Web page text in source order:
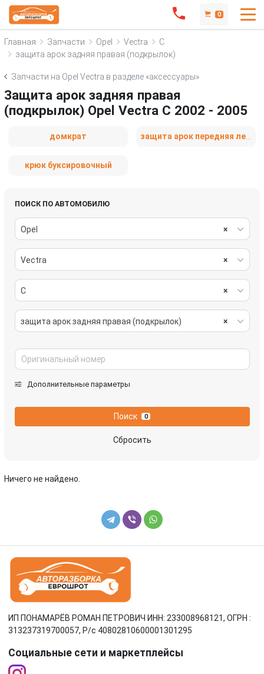
0
Главная Запчасти Opel Vectra
C
защита арок задняя правая (подкрылок)
Запчасти на Opel Vectra в разделе «аксессуары»
Защита арок задняя правая
(подкрылок) Opel Vectra C 2002 - 2005
домкрат
крюк буксировочный
ПОИСК ПО АВТОМОБИЛЮ
×
Opel
×
Vectra
×
C
×
защита арок задняя правая (подкрылок)
Дополнительные параметры
Поиск 0
Сбросить
Ничего не найдено.
ИП ПОНАМАРЁВ РОМАН ПЕТРОВИЧ ИНН: 233008968121, ОГРН :
313237319700057, Р/c 40802810600001301295
Социальные сети и маркетплейсы